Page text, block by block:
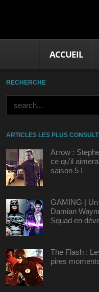
ACCUEIL
RECHERCHE
ARTICLES LES PLUS
Arrow :
ce qu'il
saison 5 !
GAMING |
Damian
Squad en
The Flash :
pires